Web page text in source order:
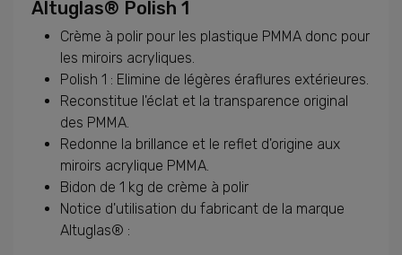
Altuglas® Polish 1
Crème à polir pour les plastique PMMA donc pour
les miroirs acryliques.
Polish 1 : Elimine de légères éraflures extérieures.
Reconstitue l'éclat et la transparence original
des PMMA.
Redonne la brillance et le reflet d'origine aux
miroirs acrylique PMMA.
Bidon de 1 kg de crème à polir
Notice d'utilisation du fabricant de la marque
Altuglas® :